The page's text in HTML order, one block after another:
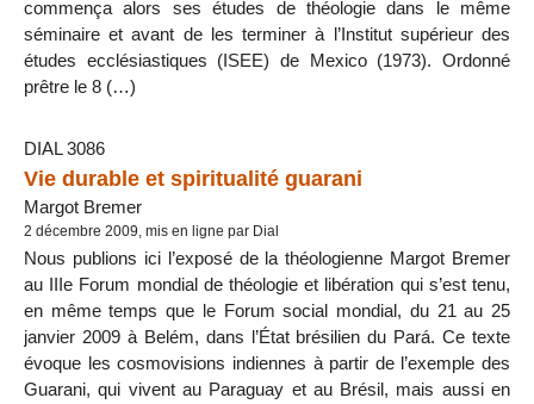
commença alors ses études de théologie dans le même
séminaire et avant de les terminer à l’Institut supérieur des
études ecclésiastiques (ISEE) de Mexico (1973). Ordonné
prêtre le 8 (…)
DIAL 3086
Vie durable et spiritualité guarani
Margot Bremer
2 décembre 2009, mis en ligne par Dial
Nous publions ici l’exposé de la théologienne Margot Bremer
au IIIe Forum mondial de théologie et libération qui s’est tenu,
en même temps que le Forum social mondial, du 21 au 25
janvier 2009 à Belém, dans l’État brésilien du Pará. Ce texte
évoque les cosmovisions indiennes à partir de l’exemple des
Guarani, qui vivent au Paraguay et au Brésil, mais aussi en